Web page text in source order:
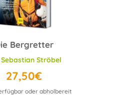
Bergretter
Sebastian Ströbel
27,50€
oder abholbereit